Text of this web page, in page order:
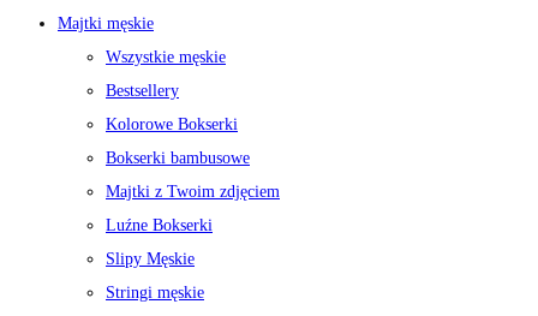
Majtki męskie
Wszystkie męskie
Bestsellery
Kolorowe Bokserki
Bokserki bambusowe
Majtki z Twoim zdjęciem
Luźne Bokserki
Slipy Męskie
Stringi męskie